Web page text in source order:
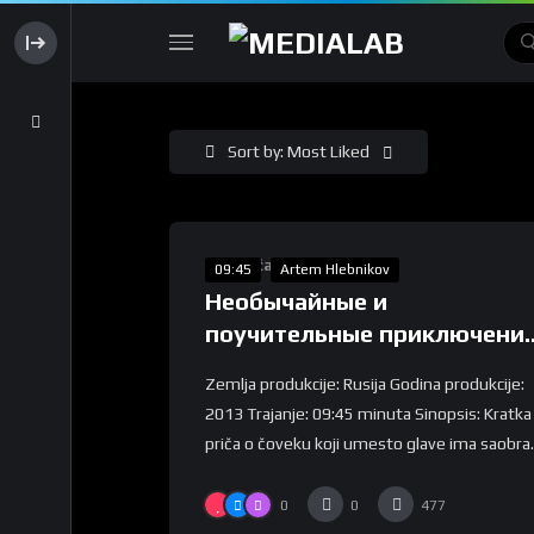
Sort by: Most Liked
09:45 Artem Hlebnikov
0%
Takmičarska Selekcija
Необычайные и
поучительные
вероломство образов
Zemlja produkcije: Rusija Godina produkcije:
2013 Trajanje: 09:45 minuta Sinopsis: Kratka
priča o čoveku koji umesto glave ima
0 0 477